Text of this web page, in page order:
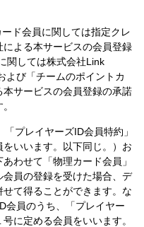
ド会員に関しては指定クレ
よる本サービスの会員登録
関しては株式会社Link
よび「チームのポイントカ
サービスの会員登録の承諾
プレイヤーズID会員特約」
いいます。以下同じ。）お
わせて「物理カード会員」
員の登録を受けた場合、デ
て得ることができます。な
会員のうち、「プレイヤー
に定める会員をいいます。